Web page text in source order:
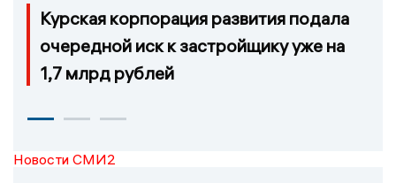
Курская корпорация развития подала
очередной иск к застройщику уже на
1,7 млрд рублей
Новости СМИ2